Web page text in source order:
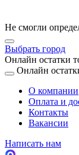
Не смогли
Выбрать город
Онлайн остатки
Онлайн
О компании
Оплата и
Контакты
Вакансии
Написать нам